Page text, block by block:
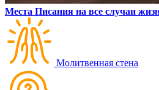
Места Писания на все случаи
Молитвенная стена